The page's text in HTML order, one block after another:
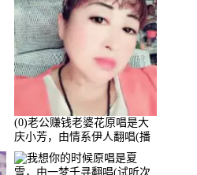
(0)老公赚钱老婆花原唱是大
庆小芳，由情系伊人翻唱(播
放:72036)